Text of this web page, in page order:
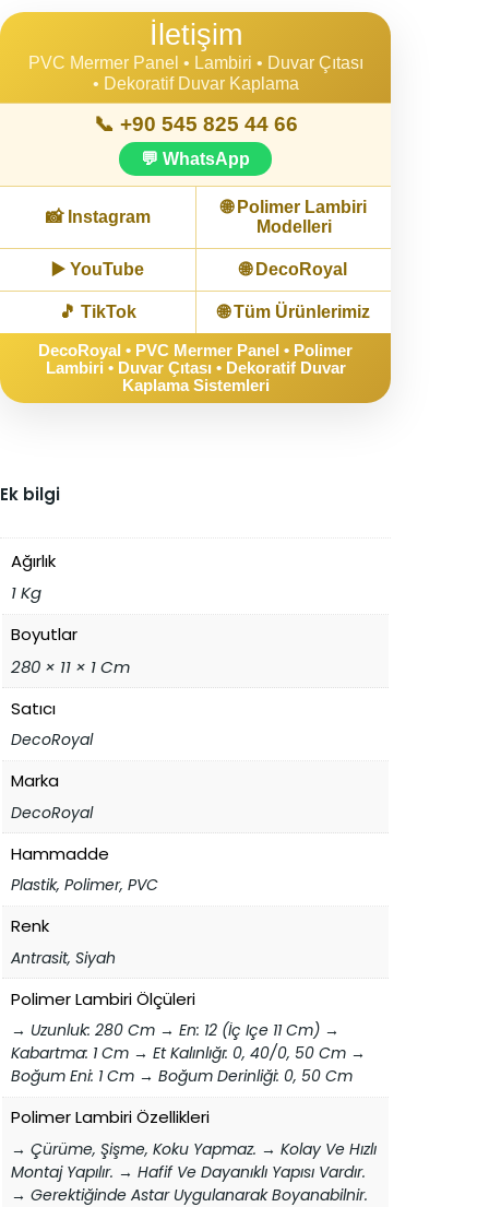
İletişim
PVC Mermer Panel • Lambiri • Duvar Çıtası
• Dekoratif Duvar Kaplama
📞 +90 545 825 44 66
💬 WhatsApp
📸 Instagram
🌐 Polimer Lambiri
Modelleri
▶️ YouTube 🌐 DecoRoyal
🎵 TikTok 🌐Tüm Ürünlerimiz
DecoRoyal • PVC Mermer Panel • Polimer
Lambiri • Duvar Çıtası • Dekoratif Duvar
Kaplama Sistemleri
Ek bilgi
Ağırlık
1 Kg
Boyutlar
280 × 11 × 1 Cm
Satıcı
DecoRoyal
Marka
DecoRoyal
Hammadde
Plastik, Polimer, PVC
Renk
Antrasit, Siyah
Polimer Lambiri Ölçüleri
→ Uzunluk: 280 Cm → En: 12 (İç Içe 11 Cm) →
Kabartma: 1 Cm → Et Kalınlığı: 0, 40/0, 50 Cm →
Boğum Eni: 1 Cm → Boğum Derinliği: 0, 50 Cm
Polimer Lambiri Özellikleri
→ Çürüme, Şişme, Koku Yapmaz. → Kolay Ve Hızlı
Montaj Yapılır. → Hafif Ve Dayanıklı Yapısı Vardır.
→ Gerektiğinde Astar Uygulanarak Boyanabilnir.